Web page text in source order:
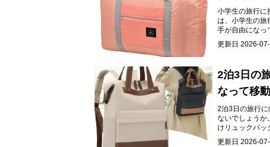
小学生の旅行に
は、小学生の旅
手が自由になっ
て、旅行をより
更新日 2026-
2泊3日の
なって移
2泊3日の旅行
ないでしょうか
けリュックバッ
の一台を見つけ
更新日 2026-